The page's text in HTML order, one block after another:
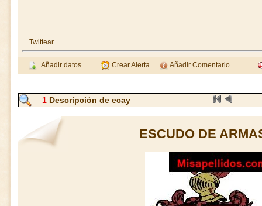
Twittear
Añadir datos Crear Alerta Añadir Comentario
1 Descripción de ecay
ESCUDO DE